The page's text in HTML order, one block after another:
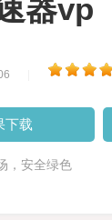
器vp
下载
，安全绿色